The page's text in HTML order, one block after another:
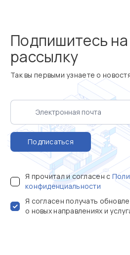
Подпишитесь
рассылку
Так вы первыми узнаете о
Подписаться
Я прочитал и согласен с
конфиденциальности
Я согласен получать
о новых направлениях и